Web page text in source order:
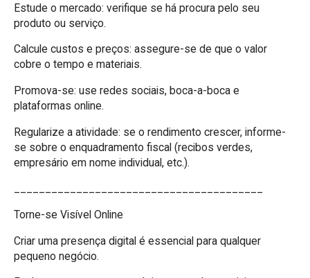
Estude o mercado: verifique se há procura pelo seu
produto ou serviço.
Calcule custos e preços: assegure-se de que o valor
cobre o tempo e materiais.
Promova-se: use redes sociais, boca-a-boca e
plataformas online.
Regularize a atividade: se o rendimento crescer, informe-
se sobre o enquadramento fiscal (recibos verdes,
empresário em nome individual, etc.).
Torne-se Visível Online
Criar uma presença digital é essencial para qualquer
pequeno negócio.